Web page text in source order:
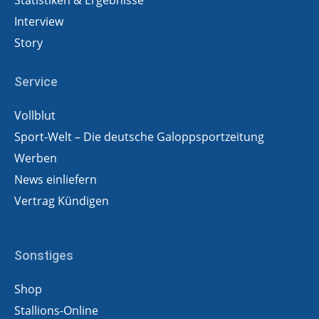
Interview
Story
Service
Vollblut
Sport-Welt – Die deutsche Galoppsportzeitung
Werben
News einliefern
Vertrag Kündigen
Sonstiges
Shop
Stallions-Online